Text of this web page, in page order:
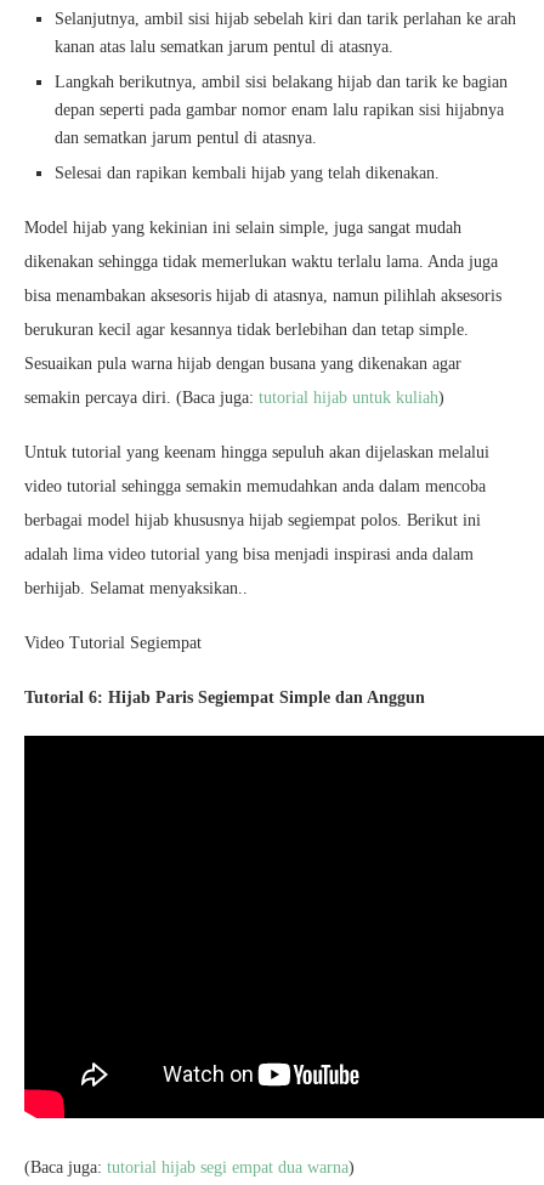
Selanjutnya, ambil sisi hijab sebelah kiri dan tarik perlahan ke arah
kanan atas lalu sematkan jarum pentul di atasnya.
Langkah berikutnya, ambil sisi belakang hijab dan tarik ke bagian
depan seperti pada gambar nomor enam lalu rapikan sisi hijabnya
dan sematkan jarum pentul di atasnya.
Selesai dan rapikan kembali hijab yang telah dikenakan.
Model hijab yang kekinian ini selain simple, juga sangat mudah
dikenakan sehingga tidak memerlukan waktu terlalu lama. Anda juga
bisa menambakan aksesoris hijab di atasnya, namun pilihlah aksesoris
berukuran kecil agar kesannya tidak berlebihan dan tetap simple.
Sesuaikan pula warna hijab dengan busana yang dikenakan agar
semakin percaya diri. (Baca juga: tutorial hijab untuk kuliah)
Untuk tutorial yang keenam hingga sepuluh akan dijelaskan melalui
video tutorial sehingga semakin memudahkan anda dalam mencoba
berbagai model hijab khususnya hijab segiempat polos. Berikut ini
adalah lima video tutorial yang bisa menjadi inspirasi anda dalam
berhijab. Selamat menyaksikan..
Video Tutorial Segiempat
Tutorial 6: Hijab Paris Segiempat Simple dan Anggun
(Baca juga: tutorial hijab segi empat dua warna)